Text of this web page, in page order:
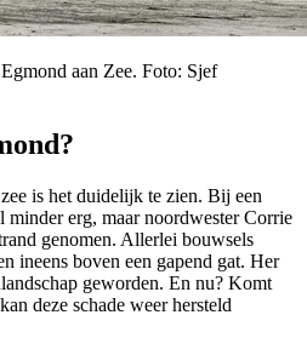
aan Zee. Foto: Sjef
is het duidelijk te zien. Bij een
minder erg, maar noordwester Corrie
genomen. Allerlei bouwsels
ineens boven een gapend gat. Her
geworden. En nu? Komt
deze schade weer hersteld